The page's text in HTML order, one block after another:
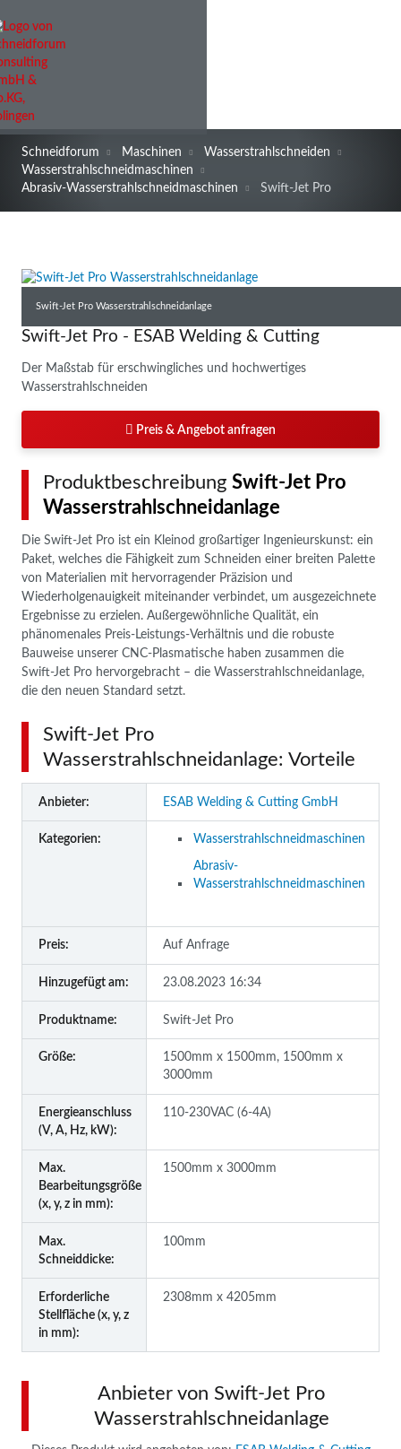
Schneidforum Maschinen
Wasserstrahlschneiden
Wasserstrahlschneidmaschinen
Abrasiv-Wasserstrahlschneidmaschinen
Swift-Jet Pro
Swift-Jet Pro Wasserstrahlschneidanlage
Swift-Jet Pro - ESAB Welding & Cutting
Der Maßstab für erschwingliches und hochwertiges
Wasserstrahlschneiden
Preis & Angebot anfragen
Produktbeschreibung Swift-Jet Pro
Wasserstrahlschneidanlage
Die Swift-Jet Pro ist ein Kleinod großartiger Ingenieurskunst: ein
Paket, welches die Fähigkeit zum Schneiden einer breiten Palette
von Materialien mit hervorragender Präzision und
Wiederholgenauigkeit miteinander verbindet, um ausgezeichnete
Ergebnisse zu erzielen. Außergewöhnliche Qualität, ein
phänomenales Preis-Leistungs-Verhältnis und die robuste
Bauweise unserer CNC-Plasmatische haben zusammen die
Swift-Jet Pro hervorgebracht – die Wasserstrahlschneidanlage,
die den neuen Standard setzt.
Swift-Jet Pro
Wasserstrahlschneidanlage: Vorteile
Anbieter: ESAB Welding & Cutting GmbH
Kategorien:
Wasserstrahlschneidmaschinen
Abrasiv-
Wasserstrahlschneidmaschinen
Preis: Auf Anfrage
Hinzugefügt am: 23.08.2023 16:34
Produktname: Swift-Jet Pro
Größe:
1500mm x 1500mm, 1500mm x
3000mm
Energieanschluss
(V, A, Hz, kW):
110-230VAC (6-4A)
Max.
Bearbeitungsgröße
(x, y, z in mm):
1500mm x 3000mm
Max.
Schneiddicke:
100mm
Erforderliche
Stellfläche (x, y, z
in mm):
2308mm x 4205mm
Anbieter von Swift-Jet Pro
Wasserstrahlschneidanlage